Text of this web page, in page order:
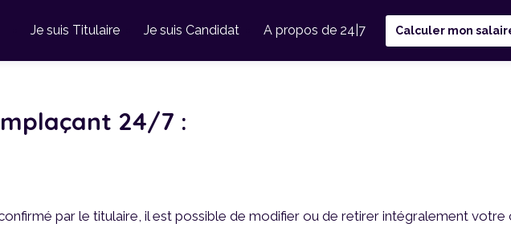
Je suis Titulaire Je suis Candidat A propos de 24|7 Calculer mon
24/7 :
confirmé par le titulaire, il est possible de modifier ou de retirer intégralement votre